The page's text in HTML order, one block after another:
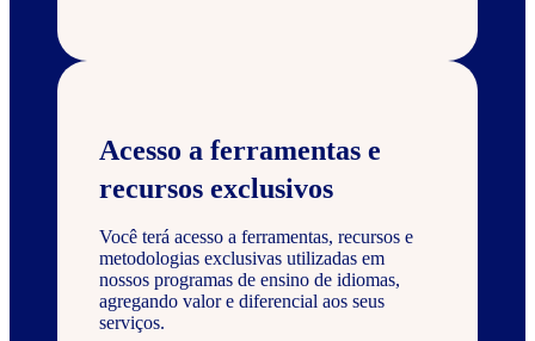
Acesso a ferramentas e
recursos exclusivos
Você terá acesso a ferramentas, recursos e
metodologias exclusivas utilizadas em
nossos programas de ensino de idiomas,
agregando valor e diferencial aos seus
serviços.